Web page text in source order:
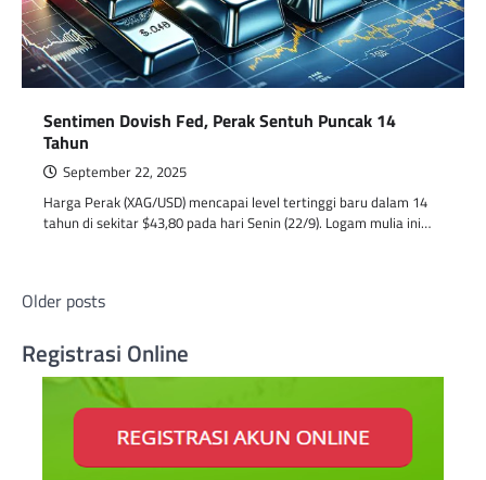
Sentimen Dovish Fed, Perak Sentuh Puncak 14
Tahun
September 22, 2025
Harga Perak (XAG/USD) mencapai level tertinggi baru dalam 14
tahun di sekitar $43,80 pada hari Senin (22/9). Logam mulia ini…
Posts
navigation
Older posts
Registrasi Online